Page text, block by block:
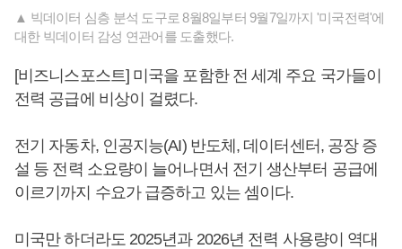
▲ 빅데이터 심층 분석 도구로 8월8일부터 9월7일까지 '미국전력'에
대한 빅데이터 감성 연관어를 도출했다.
[비즈니스포스트] 미국을 포함한 전 세계 주요 국가들이
전력 공급에 비상이 걸렸다.
전기 자동차, 인공지능(AI) 반도체, 데이터센터, 공장 증
설 등 전력 소요량이 늘어나면서 전기 생산부터 공급에
이르기까지 수요가 급증하고 있는 셈이다.
미국만 하더라도 2025년과 2026년 전력 사용량이 역대